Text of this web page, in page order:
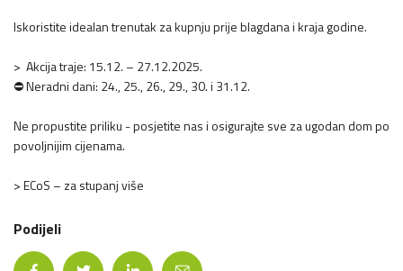
Iskoristite idealan trenutak za kupnju prije blagdana i kraja godine.
> Akcija traje: 15.12. – 27.12.2025.
⛔ Neradni dani: 24., 25., 26., 29., 30. i 31.12.
Ne propustite priliku - posjetite nas i osigurajte sve za ugodan dom po
povoljnijim cijenama.
> ECoS – za stupanj više
Podijeli